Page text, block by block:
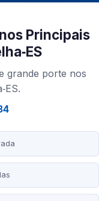
Principais
grande porte nos